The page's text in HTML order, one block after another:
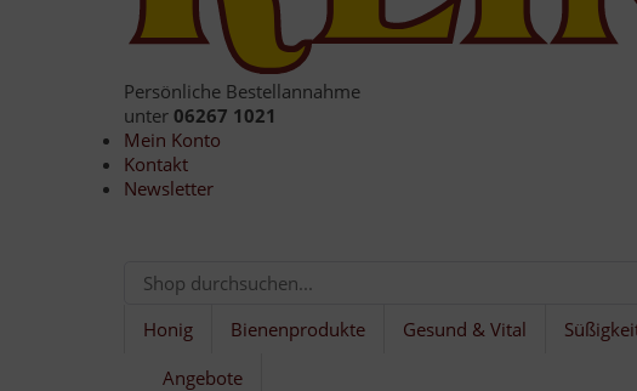
Persönliche Bestellannahme
unter 06267 1021
Mein Konto
Kontakt
Newsletter
Honig Bienenprodukte Gesund & Vital
Angebote